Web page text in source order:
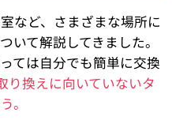
など、さまざまな場所に
いて解説してきました。
ては自分でも簡単に交換
り換えに向いていないタ
。